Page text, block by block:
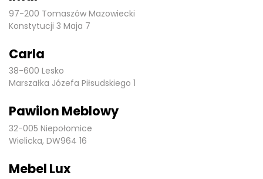
97-200 Tomaszów Mazowiecki
Konstytucji 3 Maja 7
Carla
38-600 Lesko
Marszałka Józefa Piłsudskiego 1
Pawilon Meblowy
32-005 Niepołomice
Wielicka, DW964 16
Mebel Lux